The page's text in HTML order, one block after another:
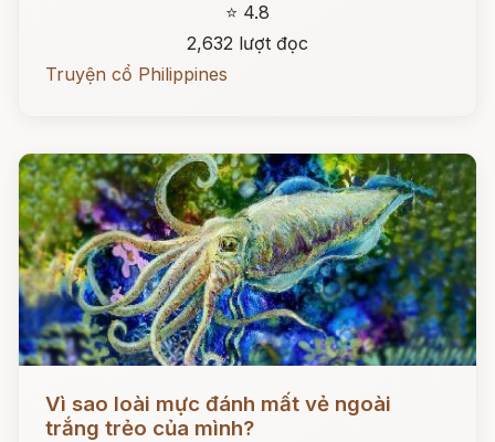
⭐ 4.8
2,632 lượt đọc
Truyện cổ Philippines
Vì sao loài mực đánh mất vẻ ngoài
trắng trẻo của mình?